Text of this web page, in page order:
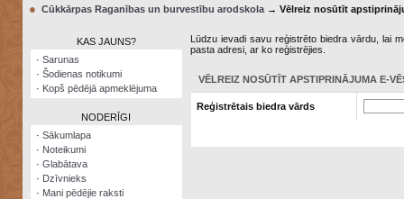
Šodienas
notikumi
Visatcera
almanahs
Arhīvs
● Cūkkārpas Raganības un burvestību arodskola→ Vēlreiz nosūtīt
KAS JAUNS?
· Sarunas
· Šodienas notikumi
· Kopš pēdējā apmeklējuma
NODERĪGI
· Sākumlapa
· Noteikumi
· Glabātava
· Dzīvnieks
· Mani pēdējie raksti
Lūdzu ievadi savu reģistrēto biedra vārdu, lai
pasta adresi, ar ko reģistrējies.
VĒLREIZ NOSŪTĪT APSTIPRINĀJUMA E-
Reģistrētais biedra vārds